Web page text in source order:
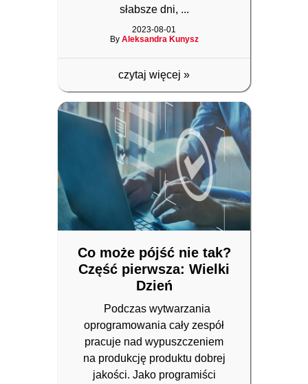
słabsze dni, ...
2023-08-01
By Aleksandra Kunysz
czytaj więcej »
Co może pójść nie tak?
Część pierwsza: Wielki
Dzień
Podczas wytwarzania
oprogramowania cały zespół
pracuje nad wypuszczeniem
na produkcję produktu dobrej
jakości. Jako programiści